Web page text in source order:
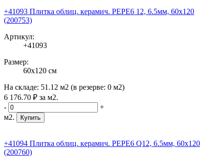
+41093 Плитка облиц. керамич. PEPE6 12, 6.5мм, 60x120
(200753)
Артикул:
+41093
Размер:
60x120 см
На складе: 51.12 м2 (в резерве: 0 м2)
6 176.70 ₽ за м2.
-
+
м2.
Купить
+41094 Плитка облиц. керамич. PEPE6 Q12, 6.5мм, 60x120
(200760)